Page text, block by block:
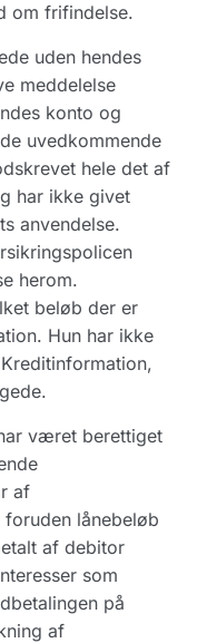
om frifindelse.
uden hendes
meddelelse
konto og
uvedkommende
hele det af
har ikke givet
anvendelse.
herom.
beløb der er
Hun har ikke
været berettiget
af
lånebeløb
af debitor
som
på
af